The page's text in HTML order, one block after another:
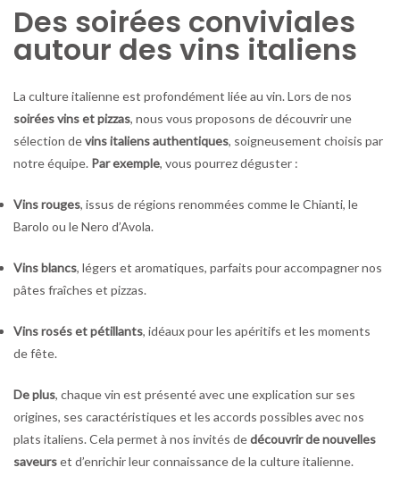
Des soirées conviviales
autour des vins italiens
La culture italienne est profondément liée au vin. Lors de nos
soirées vins et pizzas, nous vous proposons de découvrir une
sélection devins italiens authentiques, soigneusement choisis par
notre équipe. Par exemple, vous pourrez déguster :
Vins rouges, issus de régions renommées comme le Chianti, le
Barolo ou le Nero d’Avola.
Vins blancs, légers et aromatiques, parfaits pour accompagner nos
pâtes fraîches et pizzas.
Vins rosés et pétillants, idéaux pour les apéritifs et les moments
de fête.
De plus, chaque vin est présenté avec une explication sur ses
origines, ses caractéristiques et les accords possibles avec nos
plats italiens. Cela permet à nos invités dedécouvrir de nouvelles
saveurset d’enrichir leur connaissance de la culture italienne.